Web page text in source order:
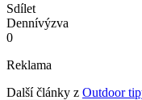
Sdílet
Dennívýzva
0
Reklama
Další články z Outdoor